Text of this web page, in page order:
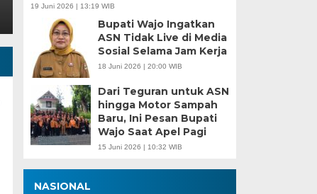
19 Juni 2026 | 13:19 WIB
Bupati Wajo Ingatkan
ASN Tidak Live di Media
Sosial Selama Jam Kerja
18 Juni 2026 | 20:00 WIB
Dari Teguran untuk ASN
hingga Motor Sampah
Baru, Ini Pesan Bupati
Wajo Saat Apel Pagi
15 Juni 2026 | 10:32 WIB
NASIONAL